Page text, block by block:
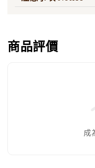
商品評價
成